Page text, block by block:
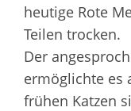
heutige Rote
Teilen trocken.
Der
ermöglichte es
frühen Katzen